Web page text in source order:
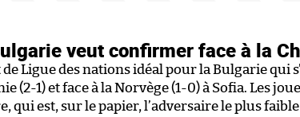
veut confirmer face à la
Ligue des nations idéal pour la Bulgarie qui
(2-1) et face à la Norvège (1-0) à Sofia. Les
qui est, sur le papier, l’adversaire le plus